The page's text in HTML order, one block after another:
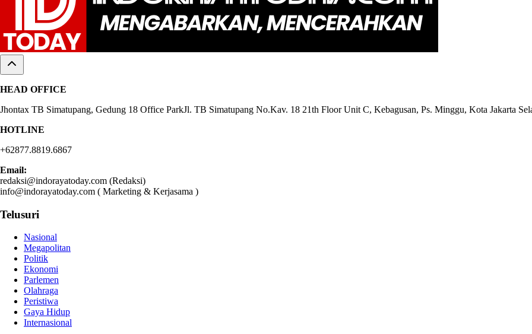
HEAD OFFICE
Jhontax TB Simatupang, Gedung 18 Office ParkJl. TB Simatupang No.Kav. 18 21th Floor Unit C, Kebagusan, Ps. Minggu, Kota Jakarta
HOTLINE
+62877.8819.6867
Email:
redaksi@indorayatoday.com (Redaksi)
info@indorayatoday.com ( Marketing & Kerjasama )
Telusuri
Nasional
Megapolitan
Politik
Ekonomi
Parlemen
Olahraga
Peristiwa
Gaya Hidup
Internasional